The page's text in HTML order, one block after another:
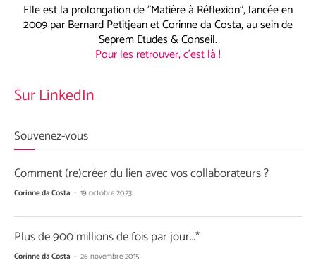
Elle est la prolongation de "Matière à Réflexion", lancée en
2009 par Bernard Petitjean et Corinne da Costa, au sein de
Seprem Etudes & Conseil.
Pour les retrouver, c'est là !
Sur LinkedIn
Souvenez-vous
Comment (re)créer du lien avec vos collaborateurs ?
Corinne da Costa - 19 octobre 2023
Plus de 900 millions de fois par jour…*
Corinne da Costa - 26 novembre 2015